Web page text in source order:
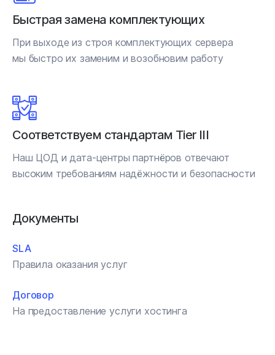
Быстрая замена комплектующих
При выходе из строя комплектующих сервера
мы быстро их заменим и возобновим работу
Соответствуем стандартам Tier III
Наш ЦОД и дата-центры партнёров отвечают
высоким требованиям надёжности и безопасности
Документы
SLA
Правила оказания услуг
Договор
На предоставление услуги хостинга